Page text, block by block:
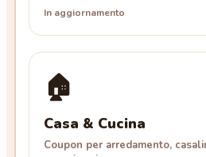
In aggiornamento
🏠
Casa & Cucina
Coupon per arredamento,